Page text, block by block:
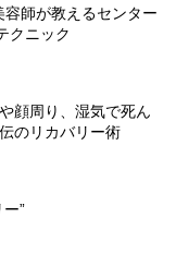
師が教えるセンター
クニック
顔周り、湿気で死ん
のリカバリー術
”